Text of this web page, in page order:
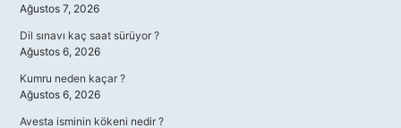
Ağustos 7, 2026
Dil sınavı kaç saat sürüyor ?
Ağustos 6, 2026
Kumru neden kaçar ?
Ağustos 6, 2026
Avesta isminin kökeni nedir ?